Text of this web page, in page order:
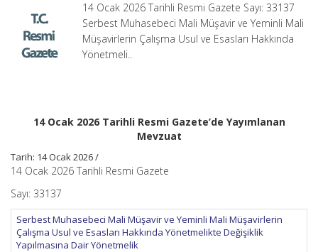
Mevzuat14 Ocak 2026 Tarihli Resmi Gazete Sayı: 33137
Serbest Muhasebeci Mali Müşavir ve Yeminli Mali
Müşavirlerin Çalışma Usul ve Esasları Hakkında
Yönetmeli..
14 Ocak 2026 Tarihli Resmi Gazete’de Yayımlanan
Mevzuat
Tarih: 14 Ocak 2026 /
14 Ocak 2026 Tarihli Resmi Gazete
Sayı: 33137
Serbest Muhasebeci Mali Müşavir ve Yeminli Mali Müşavirlerin
Çalışma Usul ve Esasları Hakkında Yönetmelikte Değişiklik
Yapılmasına Dair Yönetmelik